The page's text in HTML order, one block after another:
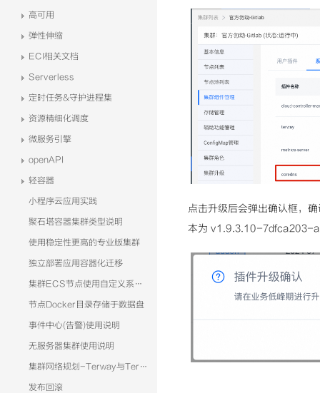
高可用
弹性伸缩
ECI相关文档
Serverless
定时任务&守护进程集
资源精细化调度
微服务引擎
openAPI
轻容器
小程序云应用实践
聚石塔容器集群类型说明
使用稳定性更高的专业版集群
独立部署应用容器化迁移
集群ECS节点使用自定义系统镜像
节点Docker目录存储于数据盘
事件中心(告警)使用说明
无服务器集群使用说明
集群网络规划-Terway与Terway-eniip
发布回滚
点击升级后会弹出确认框，
本为 v1.9.3.10-7dfca203-